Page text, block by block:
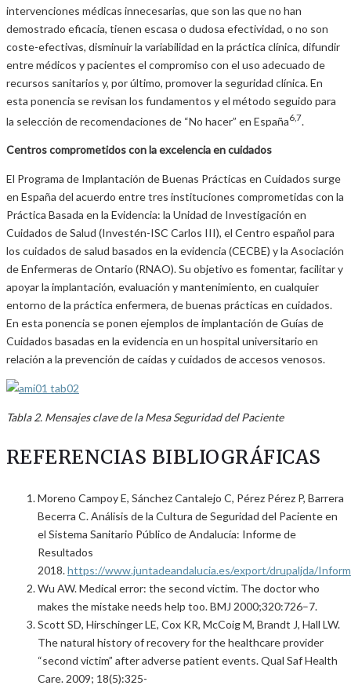
intervenciones médicas innecesarias, que son las que no han
demostrado eficacia, tienen escasa o dudosa efectividad, o no son
coste-efectivas, disminuir la variabilidad en la práctica clínica, difundir
entre médicos y pacientes el compromiso con el uso adecuado de
recursos sanitarios y, por último, promover la seguridad clínica. En
esta ponencia se revisan los fundamentos y el método seguido para
la selección de recomendaciones de “No hacer” en España6,7
Centros comprometidos con la excelencia en cuidados
El Programa de Implantación de Buenas Prácticas en Cuidados surge
en España del acuerdo entre tres instituciones comprometidas con la
Práctica Basada en la Evidencia: la Unidad de Investigación en
Cuidados de Salud (Investén-ISC Carlos III), el Centro español para
los cuidados de salud basados en la evidencia (CECBE) y la Asociación
de Enfermeras de Ontario (RNAO). Su objetivo es fomentar, facilitar y
apoyar la implantación, evaluación y mantenimiento, en cualquier
entorno de la práctica enfermera, de buenas prácticas en cuidados.
En esta ponencia se ponen ejemplos de implantación de Guías de
Cuidados basadas en la evidencia en un hospital universitario en
relación a la prevención de caídas y cuidados de accesos venosos.
Tabla 2. Mensajes clave de la Mesa Seguridad del Paciente
REFERENCIAS BIBLIOGRÁFICAS
Moreno Campoy E, Sánchez Cantalejo C, Pérez Pérez P, Barrera
Becerra C. Análisis de la Cultura de Seguridad del Paciente en
el Sistema Sanitario Público de Andalucía: Informe de
Resultados
2018.https://www.juntadeandalucia.es/export/drupaljda/
Wu AW. Medical error: the second victim. The doctor who
makes the mistake needs help too. BMJ 2000;320:726–7.
Scott SD, Hirschinger LE, Cox KR, McCoig M, Brandt J, Hall LW.
The natural history of recovery for the healthcare provider
“second victim” after adverse patient events. Qual Saf Health
Care. 2009; 18(5):325-